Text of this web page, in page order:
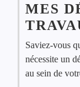
MES
Saviez-vous
nécessite un
au sein de